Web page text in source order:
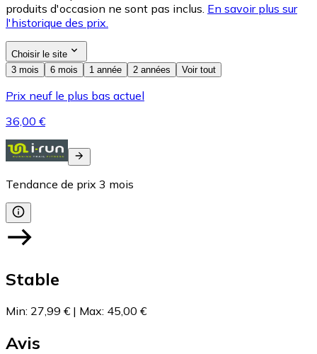
produits d'occasion ne sont pas inclus. En savoir plus sur
l'historique des prix.
Choisir le site
3 mois
6 mois 1 année 2 années Voir tout
Prix neuf le plus bas actuel
36,00 €
Tendance de prix 3 mois
Stable
Min: 27,99 € | Max: 45,00 €
Avis